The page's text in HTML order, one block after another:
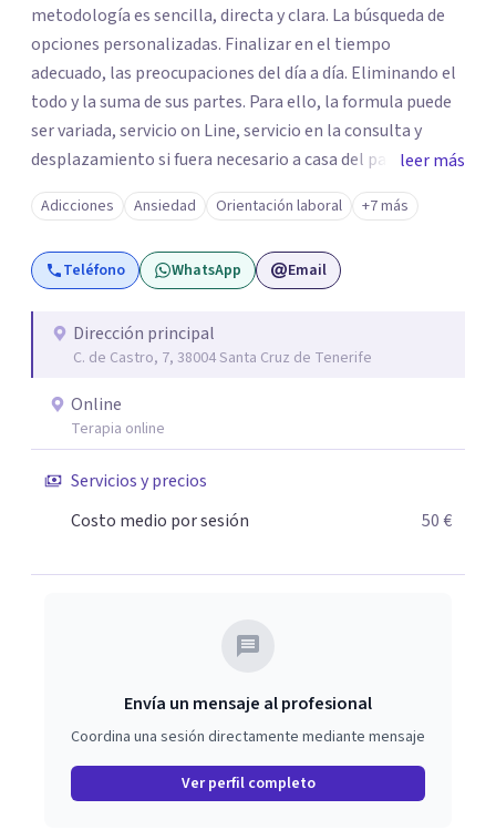
metodología es sencilla, directa y clara. La búsqueda de
opciones personalizadas. Finalizar en el tiempo
adecuado, las preocupaciones del día a día. Eliminando el
todo y la suma de sus partes. Para ello, la formula puede
ser variada, servicio on Line, servicio en la consulta y
desplazamiento si fuera necesario a casa del paciente.
Todos los caminos para una sola solucionar, erradicar en
el menor tiempo posible el estado de sufrimiento que
puedas estar padeciendo en este momento. Solo debes
decidir y actuar para cambiar el ritmo de tu vida. Ese es el
lo primero es dar el primer paso. El centro juvenal es
personal, íntimo, cercano. Las herramientas que trabajo
JUVENAL es especial porque se trata de que el paciente se
sienta cómodo y que la terapia te haga crecer como
persona, a parte de solucionar su problemática. Se puede
También se puede realizar el pago por medio de
leer más
Adicciones Ansiedad Orientación laboral +7 más
Teléfono WhatsApp Email
Dirección principal
C. de Castro, 7, 38004 Santa Cruz de Tenerife
Online
Terapia online
Servicios y precios
Costo medio por sesión
50 €
Envía un mensaje al profesional
Coordina una sesión directamente mediante mensaje
Ver perfil completo